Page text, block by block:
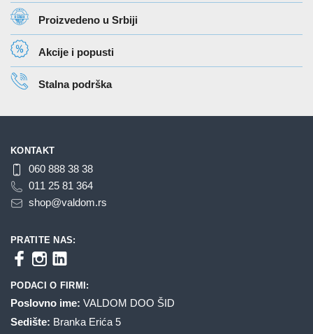
Proizvedeno u Srbiji
Akcije i popusti
Stalna podrška
KONTAKT
060 888 38 38
011 25 81 364
shop@valdom.rs
PRATITE NAS:
PODACI O FIRMI:
Poslovno ime: VALDOM DOO ŠID
Sedište: Branka Erića 5